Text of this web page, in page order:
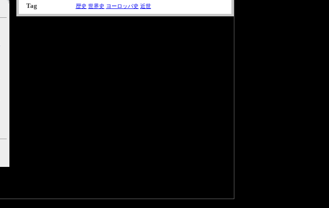
Tag 歴史 世界史 ヨーロッパ史 近世